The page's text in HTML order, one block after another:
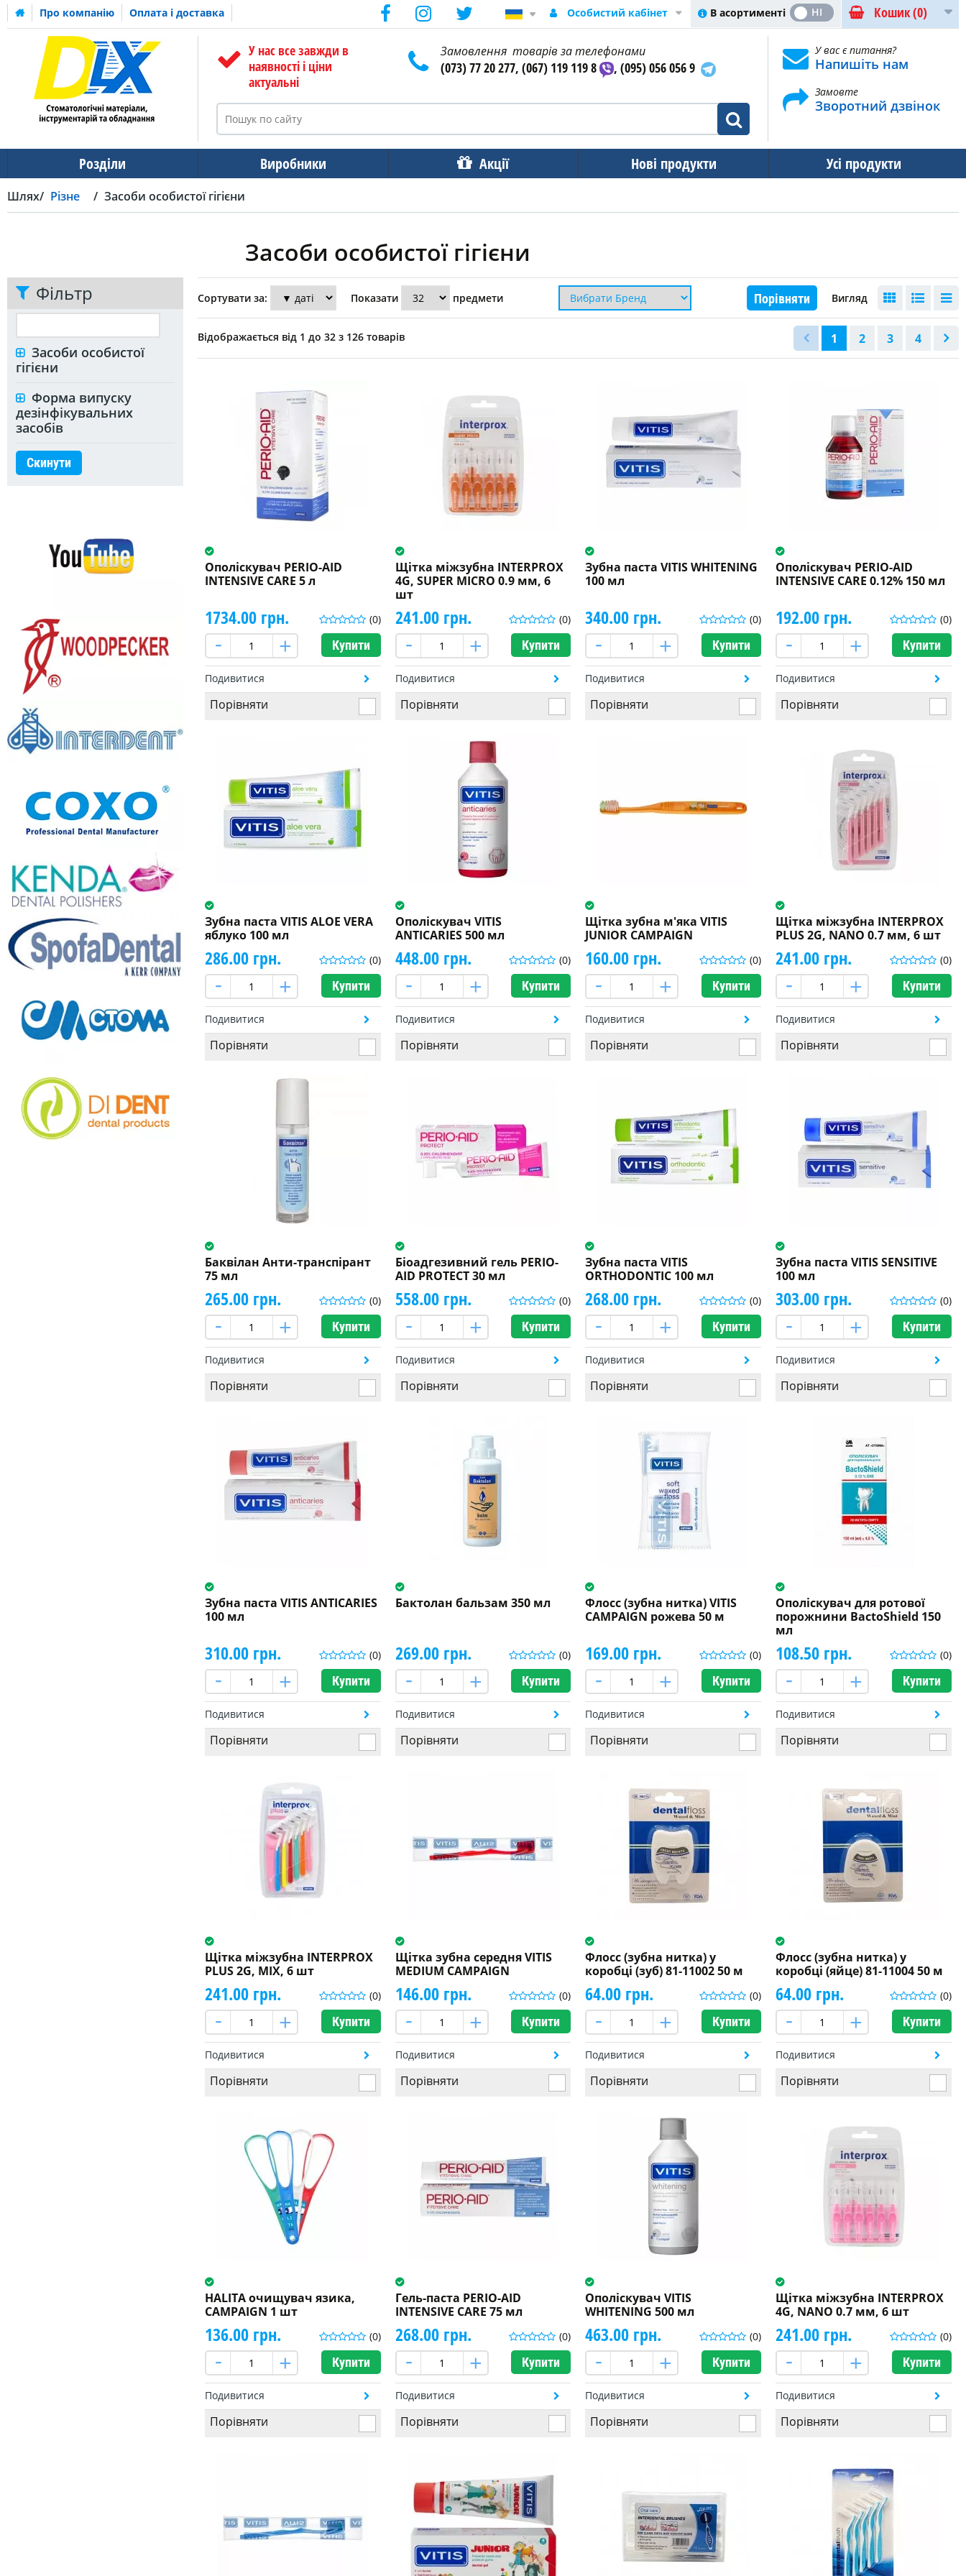
Про компанію Оплата і доставка Кошик(0)
В асортименті
ТАК НІ
Особистий кабінет
У нас все завжди в
наявності і ціни
актуальні
Замовлення товарів за телефонами
(073) 77 20 277, (067) 119 119 8 , (095) 056 056 9
У вас є питання?
Напишіть нам
Замовте
Зворотний дзвінок
Розділи Виробники Акції Нові продукти Усі продукти
Шлях Різне Засоби особистої гігієни
Засоби особистої гігієни
Фільтр
Засоби особистої
гігієни
Форма випуску
дезінфікувальних
засобів
Скинути
Вигляд
Порівняти
Сортувати за: Показати предмети
Відображається від 1 до 32 з 126 товарів 1 2 3 4
Ополіскувач PERIO-AID
INTENSIVE CARE 5 л
(0)
1734.00 грн.
Купити
Подивитися
Порівняти
Щітка міжзубна INTERPROX
4G, SUPER MICRO 0.9 мм, 6
шт
(0)
241.00 грн.
Купити
Подивитися
Порівняти
Зубна паста VITIS WHITENING
100 мл
(0)
340.00 грн.
Купити
Подивитися
Порівняти
Ополіскувач PERIO-AID
INTENSIVE CARE 0.12% 150 мл
(0)
192.00 грн.
Купити
Подивитися
Порівняти
Зубна паста VITIS ALOE VERA
яблуко 100 мл
(0)
286.00 грн.
Купити
Подивитися
Порівняти
Ополіскувач VITIS
ANTICARIES 500 мл
(0)
448.00 грн.
Купити
Подивитися
Порівняти
Щітка зубна м'яка VITIS
JUNIOR CAMPAIGN
(0)
160.00 грн.
Купити
Подивитися
Порівняти
Щітка міжзубна INTERPROX
PLUS 2G, NANO 0.7 мм, 6 шт
(0)
241.00 грн.
Купити
Подивитися
Порівняти
Баквілан Анти-транспірант
75 мл
(0)
265.00 грн.
Купити
Подивитися
Порівняти
Біоадгезивний гель PERIO-
AID PROTECT 30 мл
(0)
558.00 грн.
Купити
Подивитися
Порівняти
Зубна паста VITIS
ORTHODONTIC 100 мл
(0)
268.00 грн.
Купити
Подивитися
Порівняти
Зубна паста VITIS SENSITIVE
100 мл
(0)
303.00 грн.
Купити
Подивитися
Порівняти
Зубна паста VITIS ANTICARIES
100 мл
(0)
310.00 грн.
Купити
Подивитися
Порівняти
Бактолан бальзам 350 мл
(0)
269.00 грн.
Купити
Подивитися
Порівняти
Флосс (зубна нитка) VITIS
CAMPAIGN рожева 50 м
(0)
169.00 грн.
Купити
Подивитися
Порівняти
Ополіскувач для ротової
порожнини BactoShield 150
мл
(0)
108.50 грн.
Купити
Подивитися
Порівняти
Щітка міжзубна INTERPROX
PLUS 2G, MIX, 6 шт
(0)
241.00 грн.
Купити
Подивитися
Порівняти
Щітка зубна середня VITIS
MEDIUM CAMPAIGN
(0)
146.00 грн.
Купити
Подивитися
Порівняти
Флосс (зубна нитка) у
коробці (зуб) 81-11002 50 м
(0)
64.00 грн.
Купити
Подивитися
Порівняти
Флосс (зубна нитка) у
коробці (яйце) 81-11004 50 м
(0)
64.00 грн.
Купити
Подивитися
Порівняти
HALITA очищувач язика,
CAMPAIGN 1 шт
(0)
136.00 грн.
Купити
Подивитися
Порівняти
Гель-паста PERIO-AID
INTENSIVE CARE 75 мл
(0)
268.00 грн.
Купити
Подивитися
Порівняти
Ополіскувач VITIS
WHITENING 500 мл
(0)
463.00 грн.
Купити
Подивитися
Порівняти
Щітка міжзубна INTERPROX
4G, NANO 0.7 мм, 6 шт
(0)
241.00 грн.
Купити
Подивитися
Порівняти